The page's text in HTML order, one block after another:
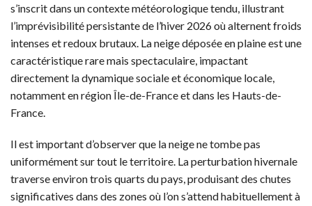
s’inscrit dans un contexte météorologique tendu, illustrant
l’imprévisibilité persistante de l’hiver 2026 où alternent froids
intenses et redoux brutaux. La neige déposée en plaine est une
caractéristique rare mais spectaculaire, impactant
directement la dynamique sociale et économique locale,
notamment en région Île-de-France et dans les Hauts-de-
France.
Il est important d’observer que la neige ne tombe pas
uniformément sur tout le territoire. La perturbation hivernale
traverse environ trois quarts du pays, produisant des chutes
significatives dans des zones où l’on s’attend habituellement à